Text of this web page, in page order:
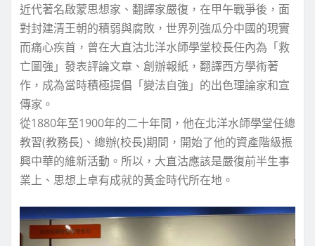
近代著名啟蒙思想家、翻譯家嚴復，在甲午戰爭後，面
對封建清王朝的積弱與腐敗，世界列強瓜分中國的現實
而痛心疾首，曾在大直沽北洋水師學堂校長任內為「救
亡圖強」發表評論文章、創辦報紙，翻譯西方學術著
作，成為當時積極提倡「變法自強」的出色理論家和宣
傳家。
從1880年至1900年的二十年間，他在北洋水師學堂任總
教習(教務長)、總辦(校長)期間，開始了他的資產階級振
興中華的維新活動。所以，大直沽應該是嚴復前半生事
業上、思想上卓有成就的黃金時代所在地。